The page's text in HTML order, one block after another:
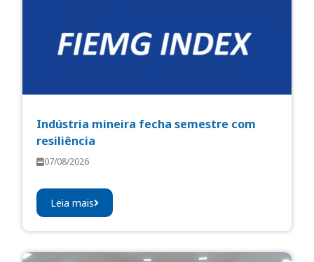
Indústria mineira fecha semestre com
resiliência
07/08/2026
Leia mais